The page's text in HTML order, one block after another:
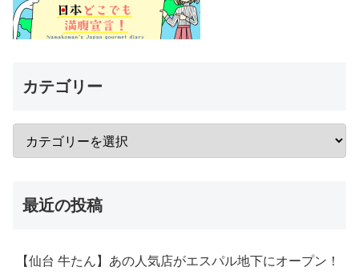
カテゴリー
最近の投稿
【仙台 牛たん】あの人気店がエスパル地下にオープン！